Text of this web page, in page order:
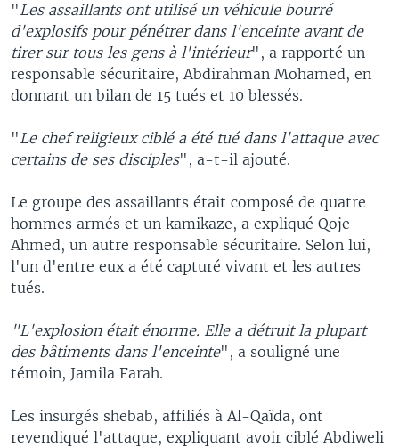
" Les assaillants ont utilisé un véhicule bourré
d'explosifs pour pénétrer dans l'enceinte avant de
tirer sur tous les gens à l'intérieur", a rapporté un
responsable sécuritaire, Abdirahman Mohamed, en
donnant un bilan de 15 tués et 10 blessés.
" Le chef religieux ciblé a été tué dans l'attaque avec
certains de ses disciples", a-t-il ajouté.
Le groupe des assaillants était composé de quatre
hommes armés et un kamikaze, a expliqué Qoje
Ahmed, un autre responsable sécuritaire. Selon lui,
l'un d'entre eux a été capturé vivant et les autres
tués.
"L'explosion était énorme. Elle a détruit la plupart
des bâtiments dans l'enceinte", a souligné une
témoin, Jamila Farah.
Les insurgés shebab, affiliés à Al-Qaïda, ont
revendiqué l'attaque, expliquant avoir ciblé Abdiweli